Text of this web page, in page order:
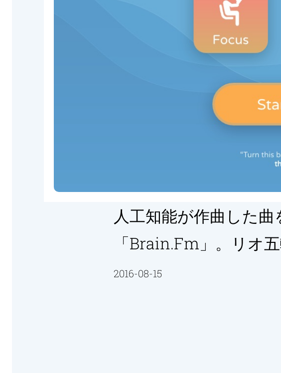
人工知能が作曲した
「Brain.fm」。リオ
2016-08-15